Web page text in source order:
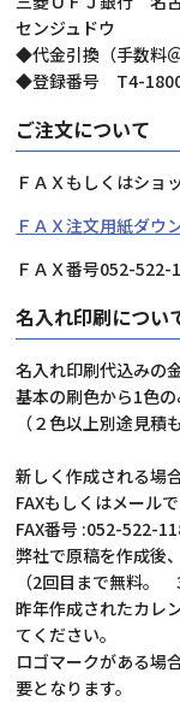
センジュドウ
◆代金引換（手数料
◆登録番号 T4-
ご注文について
ＦＡＸもしくはショ
ＦＡＸ注文用紙ダウ
ＦＡＸ番号052-522-
名入れ印刷につい
名入れ印刷代込みの
基本の刷色から1色の
（２色以上別途見積
新しく作成される場
FAXもしくはメール
FAX番号 :052-522-
弊社で原稿を作成後
（2回目まで無料。
昨年作成されたカレ
てください。
ロゴマークがある場
要となります。